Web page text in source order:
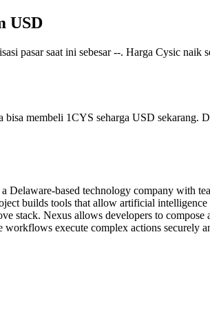
USD
pasar saat ini sebesar --. Harga Cysic
membeli 1CYS seharga USD
Delaware-based technology company with
builds tools that allow artificial
stack. Nexus allows developers to
execute complex actions securely